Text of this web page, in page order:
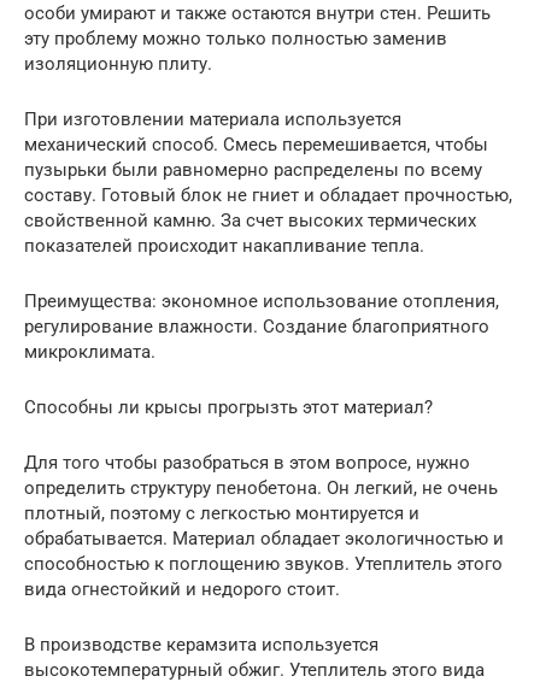
особи умирают и также остаются внутри стен. Решить
эту проблему можно только полностью заменив
изоляционную плиту.
При изготовлении материала используется
механический способ. Смесь перемешивается, чтобы
пузырьки были равномерно распределены по всему
составу. Готовый блок не гниет и обладает прочностью,
свойственной камню. За счет высоких термических
показателей происходит накапливание тепла.
Преимущества: экономное использование отопления,
регулирование влажности. Создание благоприятного
микроклимата.
Способны ли крысы прогрызть этот материал?
Для того чтобы разобраться в этом вопросе, нужно
определить структуру пенобетона. Он легкий, не очень
плотный, поэтому с легкостью монтируется и
обрабатывается. Материал обладает экологичностью и
способностью к поглощению звуков. Утеплитель этого
вида огнестойкий и недорого стоит.
В производстве керамзита используется
высокотемпературный обжиг. Утеплитель этого вида